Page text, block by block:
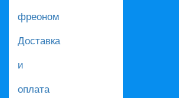
фреоном
Доставка
и
оплата